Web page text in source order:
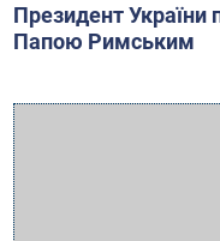
Президент України
Папою Римським